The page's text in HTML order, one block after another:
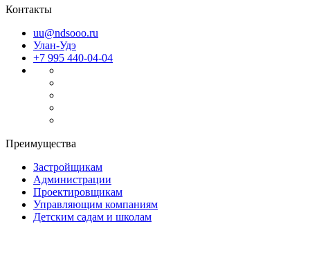
Контакты
uu@ndsooo.ru
Улан-Удэ
+7 995 440-04-04
Преимущества
Застройщикам
Администрации
Проектировщикам
Управляющим компаниям
Детским садам и школам